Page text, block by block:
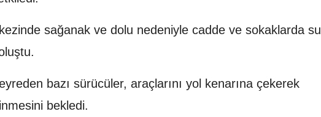
sağanak ve dolu nedeniyle cadde ve sokaklarda su
bazı sürücüler, araçlarını yol kenarına çekerek
bekledi.